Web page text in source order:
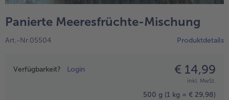
alle Obst
alle Süße Vielfalt
Confiserie & Feinkost
Panierte Meeresfrüchte-Mischung
Art.-Nr.05504 Produktdetails
Preisangabe
Verfügbarkeit? Login € 14,99
inkl. MwSt.
500 g (1 kg = € 29,98)